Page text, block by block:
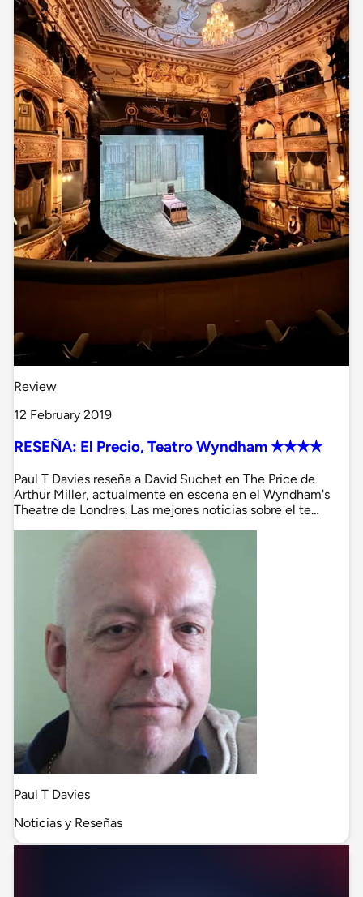
Review
12 February 2019
RESEÑA: El Precio, Teatro Wyndham ✭✭✭✭
Paul T Davies reseña a David Suchet en The Price de
Arthur Miller, actualmente en escena en el Wyndham's
Theatre de Londres. Las mejores noticias sobre el te…
Paul T Davies
Noticias y Reseñas